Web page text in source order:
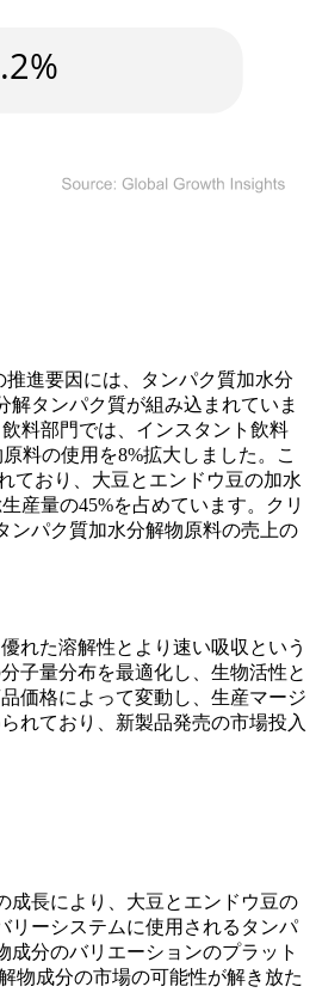
進要因には、タンパク質加水分
タンパク質が組み込まれていま
料部門では、インスタント飲料
料の使用を8%拡大しました。こ
ており、大豆とエンドウ豆の加水
産量の45%を占めています。クリ
ンパク質加水分解物原料の売上の
れた溶解性とより速い吸収という
子量分布を最適化し、生物活性と
価格によって変動し、生産マージ
れており、新製品発売の市場投入
成長により、大豆とエンドウ豆の
リーシステムに使用されるタンパ
成分のバリエーションのプラット
物成分の市場の可能性が解き放た